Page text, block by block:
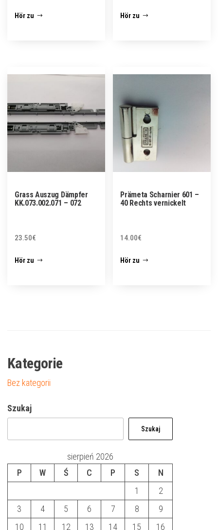
Hör zu Hör zu
Grass Auszug Dämpfer
KK.073.002.071 – 072
23.50€
Hör zu
Prämeta Scharnier 601 –
40 Rechts vernickelt
14.00€
Hör zu
Kategorie
Bez kategorii
Szukaj
Szukaj
sierpień 2026
P
W Ś C P S
N
1
2
3
4 5 6 7 8
9
10
11 12 13 14 15 16